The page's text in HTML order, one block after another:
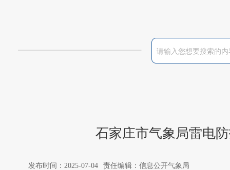
石家庄市气象局雷电
发布时间：2025-07-04 责任编辑：信息公开气象局